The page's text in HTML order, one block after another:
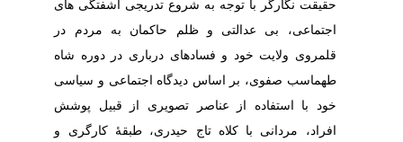
حقیقت نگارگر با توجه به شروع تدریجی آشفتگی های
اجتماعی، بی عدالتی و ظلم حاکمان به مردم در
قلمروی ولایت خود و فسادهای درباری در دوره شاه
طهماسب صفوی، بر اساس دیدگاه اجتماعی و سیاسی
خود با استفاده از عناصر تصویری از قبیل پوشش
افراد، مردانی با کلاه تاج حیدری، طبقۀ کارگری و